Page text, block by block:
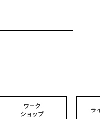
ワーク
ショップ
ラ